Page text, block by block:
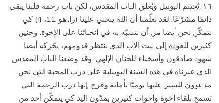
١٦. يُختتم اليوبيل ويُغلق الباب المقدس، لكن باب رحمة قلبنا يبقى
دائمًا مشرّعًا. لقد تعلّمنا أن الله ينحني علينا (را. هو 11، 4) كي
نتمكّن نحن أيضا من أن نتشبّه به في انحنائنا على الإخوة. وحنين
كثيرين للعودة إلى بيت الآب الذي ينتظر قدومهم، يحّركه أيضا
شهود صادقون وأسخياء للحنان الإلهي. وقد وضعنا البابُ المقدس
الذي عبرناه في هذه السنة اليوبيلية على درب المحبة التي نحن
مدعوون للسير عليها يوميًّا بأمانة وفرح. إنها درب الرحمة التي
تسمح بلقاء إخوة وأخوات كثيرين يمدّون اليد كي يتمكّن أحد من